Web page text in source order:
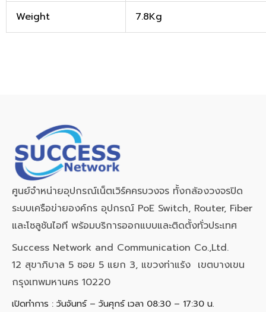
Weight 7.8Kg
ศูนย์จำหน่ายอุปกรณ์เน็ตเวิร์คครบวงจร ทั้งกล้องวงจรปิด
ระบบเครือข่ายองค์กร อุปกรณ์ PoE Switch, Router, Fiber
และโซลูชันไอที พร้อมบริการออกแบบและติดตั้งทั่วประเทศ
Success Network and Communication Co.,Ltd.
12 สุขาภิบาล 5 ซอย 5 แยก 3, แขวงท่าแร้ง เขตบางเขน
กรุงเทพมหานคร 10220
เปิดทำการ : วันจันทร์ – วันศุกร์ เวลา 08:30 – 17:30 น.